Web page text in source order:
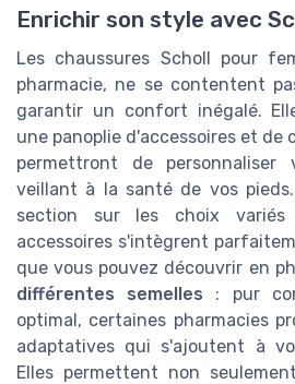
Enrichir son style avec
Les chaussures Scholl pour
pharmacie, ne se contentent
garantir un confort inégalé.
une panoplie d'accessoires et de
permettront de
veillant à la santé de vos
section sur les choix variés
accessoires s'intègrent
que vous pouvez découvrir en
différentes semelles : pur
optimal, certaines pharmacies
adaptatives qui s'ajoutent à
Elles permettent non